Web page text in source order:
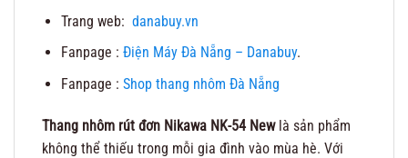
Trang web: danabuy.vn
Fanpage : Điện Máy Đà Nẵng – Danabuy.
Fanpage : Shop thang nhôm Đà Nẵng
Thang nhôm rút đơn Nikawa NK-54 Newlà sản phẩm
không thể thiếu trong mỗi gia đình vào mùa hè. Với